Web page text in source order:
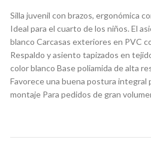
Silla juvenil con brazos, ergonómica
Ideal para el cuarto de los niños. El
blanco Carcasas exteriores en PVC
Respaldo y asiento tapizados en
color blanco Base poliamida de alta
Favorece una buena postura integral
montaje Para pedidos de gran